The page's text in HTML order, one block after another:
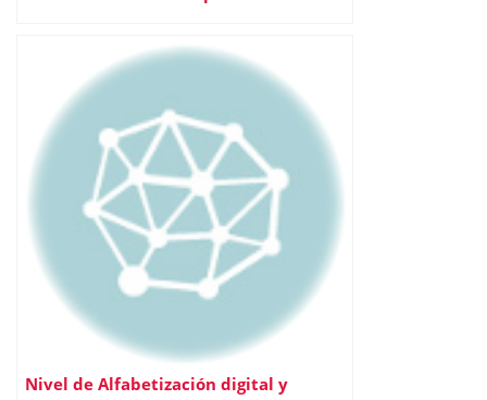
Nivel de Alfabetización digital y